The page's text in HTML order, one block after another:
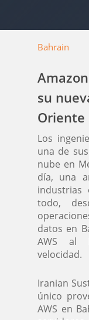
Bahrain
su
Oriente
Los
una de
nube en
día, una
industrias
todo,
datos en
AWS al
velocidad.
Iranian
único
AWS en